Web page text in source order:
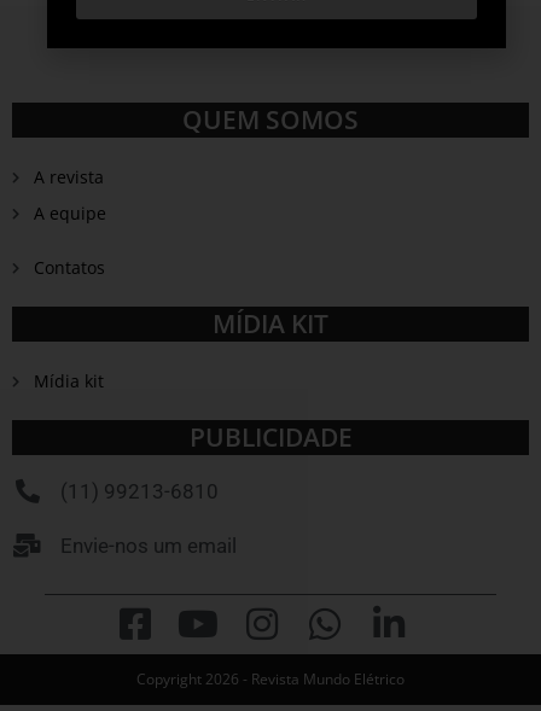
QUEM SOMOS
A revista
A equipe
Contatos
MÍDIA KIT
Mídia kit
PUBLICIDADE
(11) 99213-6810
Envie-nos um email
Copyright 2026 - Revista Mundo Elétrico